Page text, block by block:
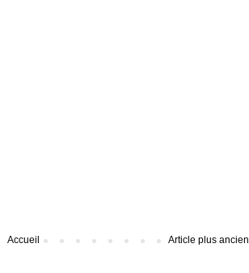
Article plus ancien
Accueil